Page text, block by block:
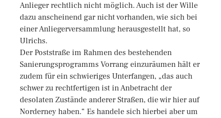
Anlieger rechtlich nicht möglich. Auch ist der Wille
dazu anscheinend gar nicht vorhanden, wie sich bei
einer Anliegerversammlung herausgestellt hat, so
Ulrichs.
Der Poststraße im Rahmen des bestehenden
Sanierungsprogramms Vorrang einzuräumen hält er
zudem für ein schwieriges Unterfangen, „das auch
schwer zu rechtfertigen ist in Anbetracht der
desolaten Zustände anderer Straßen, die wir hier auf
Norderney haben.“ Es handele sich hierbei aber um